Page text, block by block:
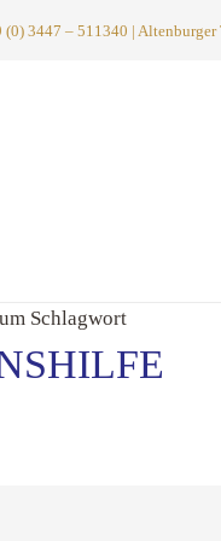
3447 – 511340 |
Schlagwort